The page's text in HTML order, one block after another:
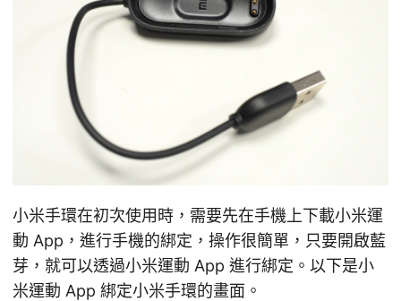
小米手環在初次使用時，需要先在手機上下載小米運
動 App，進行手機的綁定，操作很簡單，只要開啟藍
芽，就可以透過小米運動 App 進行綁定。以下是小
米運動 App 綁定小米手環的畫面。